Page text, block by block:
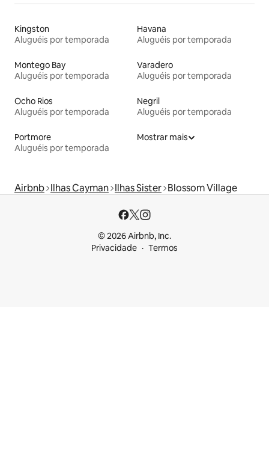
Kingston
Aluguéis por temporada
Havana
Aluguéis por temporada
Montego Bay
Aluguéis por temporada
Varadero
Aluguéis por temporada
Ocho Rios
Aluguéis por temporada
Negril
Aluguéis por temporada
Portmore
Aluguéis por temporada
Mostrar mais
Airbnb Ilhas Cayman Ilhas Sister Blossom Village
© 2026 Airbnb, Inc.
Privacidade
Termos